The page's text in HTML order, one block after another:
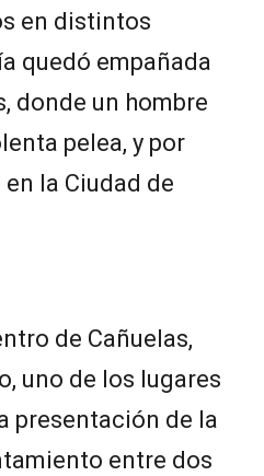
en distintos
quedó empañada
donde un hombre
pelea, y por
la Ciudad de
de Cañuelas,
uno de los lugares
presentación de la
entre dos